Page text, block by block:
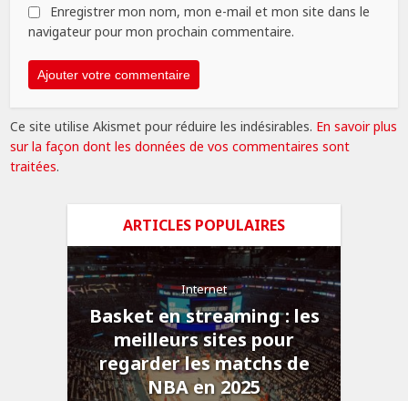
Enregistrer mon nom, mon e-mail et mon site dans le
navigateur pour mon prochain commentaire.
Ce site utilise Akismet pour réduire les indésirables. En savoir plus
sur la façon dont les données de vos commentaires sont
traitées.
ARTICLES POPULAIRES
Internet
Basket en streaming : les
meilleurs sites pour
regarder les matchs de
NBA en 2025